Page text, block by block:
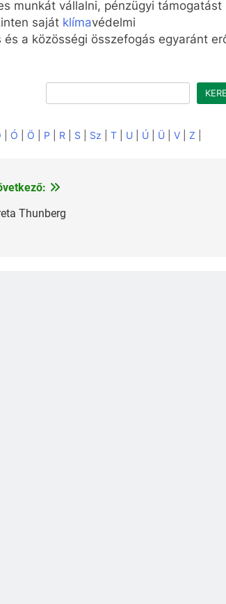
munkát vállalni, pénzügyi támogatást
saját klímavédelmi
a közösségi összefogás egyaránt
Ó Ö P R S Sz T| U| Ú| Ü| V| Z
Thunberg